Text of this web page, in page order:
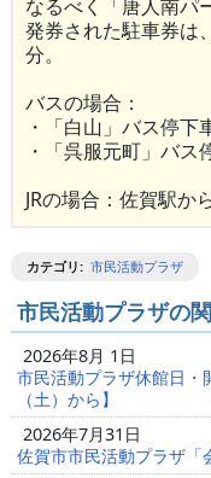
なるべく「唐人南パ
発券された駐車券は
分。
バスの場合：
・「白山」バス停下
・「呉服元町」バス
JRの場合：佐賀駅か
カテゴリ: 市民活動プラザ
市民活動プラザの
2026年8月 1日
市民活動プラザ休館日・
（土）から】
2026年7月31日
佐賀市市民活動プラザ「